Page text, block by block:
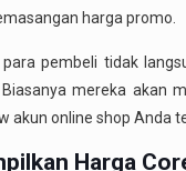
harga promo.
para pembeli tidak
mereka akan
akun online shop Anda
Harga